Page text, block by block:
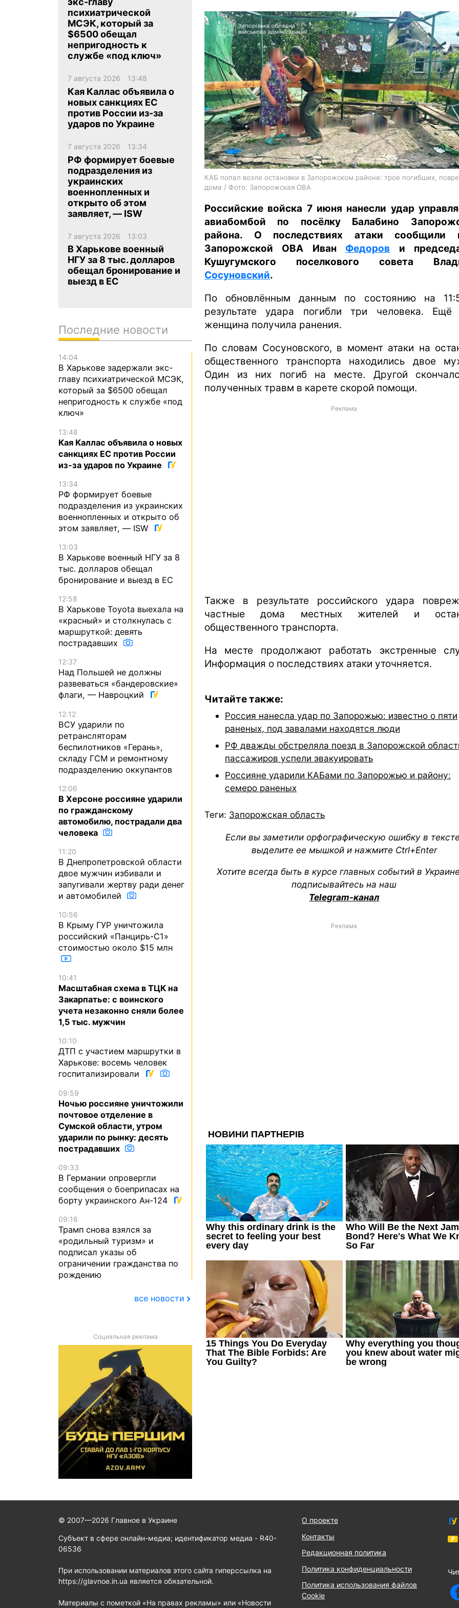
архив
gambling
КАБ попал возле остановки в Запорожском районе: трое погибших,
дома / Фото: Запорожская ОВА
Российские войска 7 июня нанесли удар
авиабомбой по посёлку Балабино
района. О последствиях атаки сообщили
Запорожской ОВА Иван Федоров и
Кушугумского поселкового совета
Сосуновский.
По обновлённым данным по состоянию на
результате удара погибли три человека. Ещё
женщина получила ранения.
По словам Сосуновского, в момент атаки на
общественного транспорта находились двое
Один из них погиб на месте. Другой
полученных травм в карете скорой помощи.
Реклама
Также в результате российского удара
частные дома местных жителей и
общественного транспорта.
На месте продолжают работать экстренные
Информация о последствиях атаки уточняется.
Читайте также:
Россия нанесла удар по Запорожью: известно о пяти
раненых, под завалами находятся люди
РФ дважды обстреляла поезд в Запорожской
пассажиров успели эвакуировать
Россияне ударили КАБами по Запорожью и району:
семеро раненых
Теги: Запорожская область
Если вы заметили орфографическую ошибку в
выделите ее мышкой и нажмите Ctrl+Enter
Хотите всегда быть в курсе главных событий в
подписывайтесь на наш
Telegram-канал
Реклама
психиатрической
МСЭК, который за
$6500 обещал
непригодность к
службе «под ключ»
7 августа 2026 13:48
Кая Каллас объявила о
новых санкциях ЕС
против России из-за
ударов по Украине
7 августа 2026 13:34
РФ формирует боевые
подразделения из
украинских
военнопленных и
открыто об этом
заявляет, — ISW
7 августа 2026 13:03
В Харькове военный
НГУ за 8 тыс. долларов
обещал бронирование и
выезд в ЕС
Последние новости
14:04
В Харькове задержали экс-
главу психиатрической МСЭК,
который за $6500 обещал
непригодность к службе «под
ключ»
13:48
Кая Каллас объявила о новых
санкциях ЕС против России
из-за ударов по Украине
13:34
РФ формирует боевые
подразделения из украинских
военнопленных и открыто об
этом заявляет, — ISW
13:03
В Харькове военный НГУ за 8
тыс. долларов обещал
бронирование и выезд в ЕС
12:58
В Харькове Toyota выехала на
«красный» и столкнулась с
маршруткой: девять
пострадавших
12:37
Над Польшей не должны
развеваться «бандеровские»
флаги, — Навроцкий
12:12
ВСУ ударили по
ретрансляторам
беспилотников «Герань»,
складу ГСМ и ремонтному
подразделению оккупантов
12:06
В Херсоне россияне ударили
по гражданскому
автомобилю, пострадали два
человека
11:20
В Днепропетровской области
двое мужчин избивали и
запугивали жертву ради денег
и автомобилей
10:56
В Крыму ГУР уничтожила
российский «Панцирь-С1»
стоимостью около $15 млн
10:41
Масштабная схема в ТЦК на
Закарпатье: с воинского
учета незаконно сняли более
1,5 тыс. мужчин
10:10
ДТП с участием маршрутки в
Харькове: восемь человек
госпитализировали
09:59
Ночью россияне уничтожили
почтовое отделение в
Сумской области, утром
ударили по рынку: десять
пострадавших
09:33
В Германии опровергли
сообщения о боеприпасах на
борту украинского Ан-124
09:16
Трамп снова взялся за
«родильный туризм» и
подписал указы об
ограничении гражданства по
рождению
все новости
Социальная реклама
© 2007—2026 Главное в Украине
Субъект в сфере онлайн-медиа; идентификатор медиа - R40-
06536
При использовании материалов этого сайта гиперссылка на
https://glavnoe.in.ua является обязательной.
Материалы с пометкой «На правах рекламы» или «Новости
О проекте
Контакты
Редакционная политика
Политика конфиденциальности
Политика использования файлов
Cookie